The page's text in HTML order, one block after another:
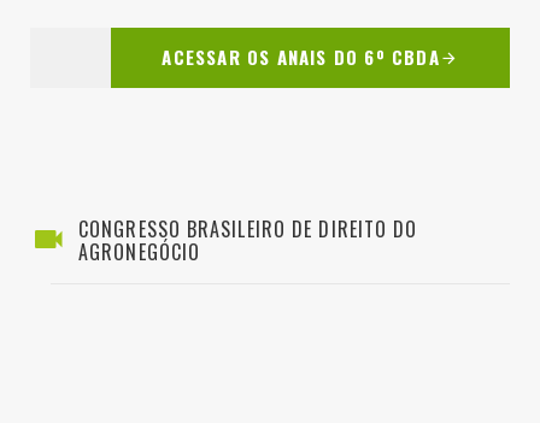
ACESSAR OS ANAIS DO 6º CBDA
CONGRESSO BRASILEIRO DE DIREITO DO
AGRONEGÓCIO